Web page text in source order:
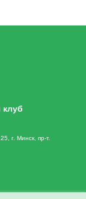
г. Минск, пр-т.